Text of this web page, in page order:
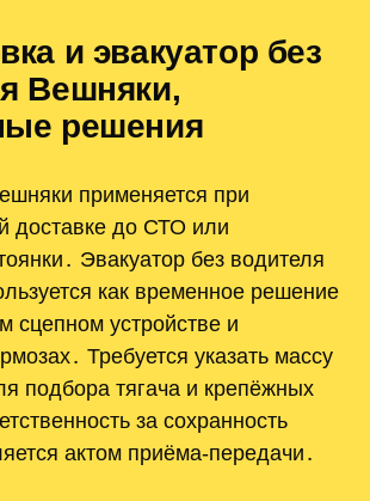
и эвакуатор без
Вешняки,
решения
применяется при
доставке до СТО или
Эвакуатор без водителя
как временное решение
сцепном устройстве и
Требуется указать массу
подбора тягача и крепёжных
за сохранность
актом приёма-передачи․